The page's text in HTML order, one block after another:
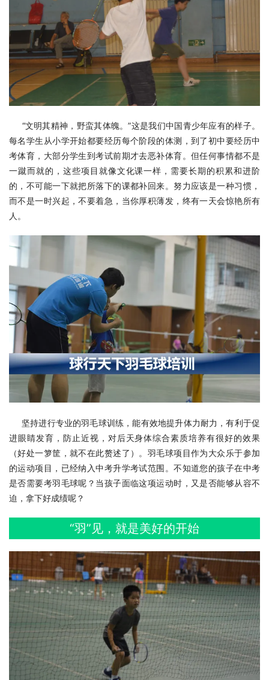
“文明其精神，野蛮其体魄。”这是我们中国青少年应有的样子。
每名学生从小学开始都要经历每个阶段的体测，到了初中要经历中
考体育，大部分学生到考试前期才去恶补体育。但任何事情都不是
一蹴而就的，这些项目就像文化课一样，需要长期的积累和进阶
的，不可能一下就把所落下的课都补回来。努力应该是一种习惯，
而不是一时兴起，不要着急，当你厚积薄发，终有一天会惊艳所有
人。
坚持进行专业的羽毛球训练，能有效地提升体力耐力，有利于促
进眼睛发育，防止近视，对后天身体综合素质培养有很好的效果
（好处一箩筐，就不在此赘述了）。羽毛球项目作为大众乐于参加
的运动项目，已经纳入中考升学考试范围。不知道您的孩子在中考
是否需要考羽毛球呢？当孩子面临这项运动时，又是否能够从容不
迫，拿下好成绩呢？
“羽”见，就是美好的开始